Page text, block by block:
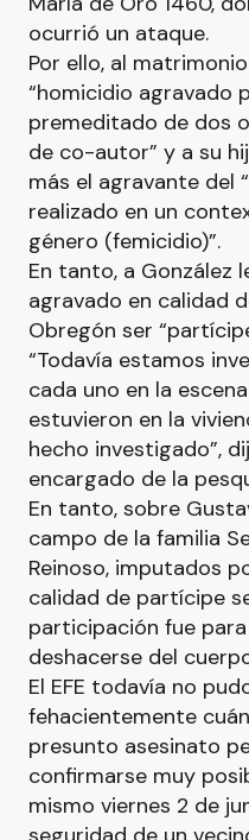
ocurrió un ataque.
Por ello, al
“homicidio agravado
premeditado de dos
de co-autor” y a su
más el agravante del
realizado en un
género (femicidio)”.
En tanto, a González
agravado en calidad
Obregón ser
“Todavía estamos
cada uno en la
estuvieron en la
hecho investigado”,
encargado de la
En tanto, sobre
campo de la familia
Reinoso, imputados
calidad de partícipe
participación fue
deshacerse del
El EFE todavía no
fehacientemente
presunto asesinato
confirmarse muy
mismo viernes 2 de